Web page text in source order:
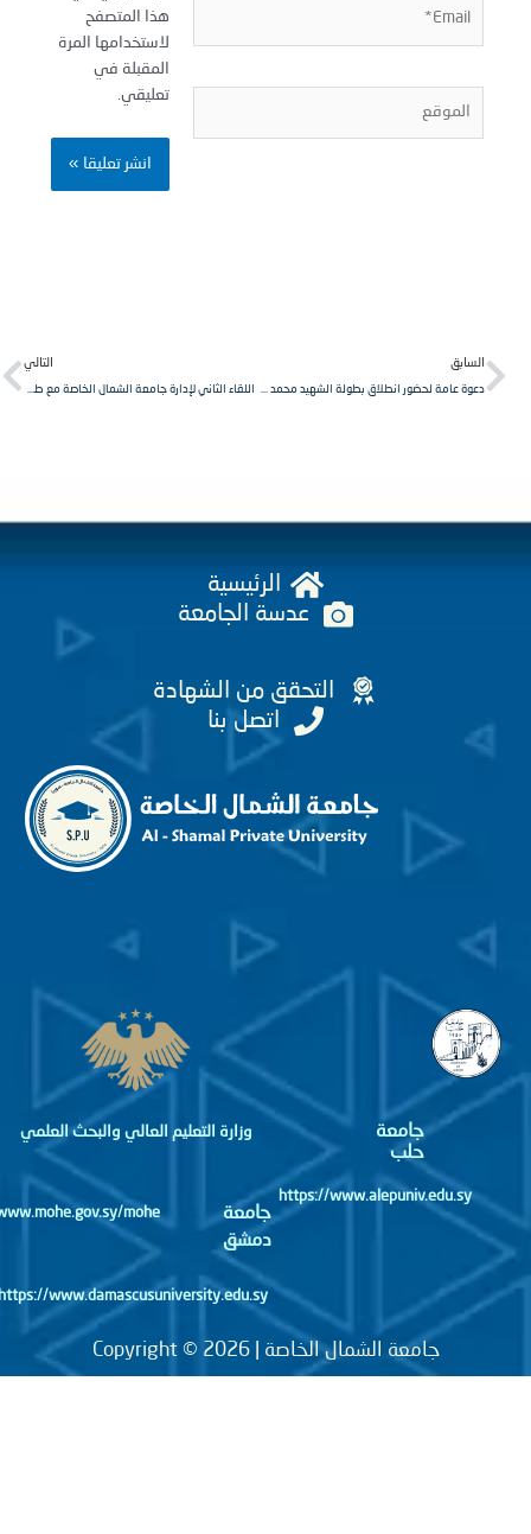
هذا المتصفح
لاستخدامها المرة
المقبلة في
تعليقي.
دعوة عامة لحضور انطلاق بطولة الشهيد محمد حلاوة اللقاء الثاني لإدارة جامعة الشمال الخاصة مع طلاب كلية الهندسة المعلوماتية
الرئيسية
عدسة الجامعة
التحقق من الشهادة
اتصل بنا
جامعة
https://www.alepuniv.edu.sy
جامعة
دمشق
وزارة التعليم العالي والبحث العلمي
http://www.mohe.gov.sy/mohe
جامعة الشمال الخاصة | Copyright © 2026